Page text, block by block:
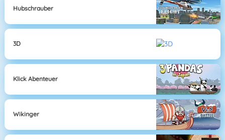
Hubschrauber
3D
Klick Abenteuer
Wikinger